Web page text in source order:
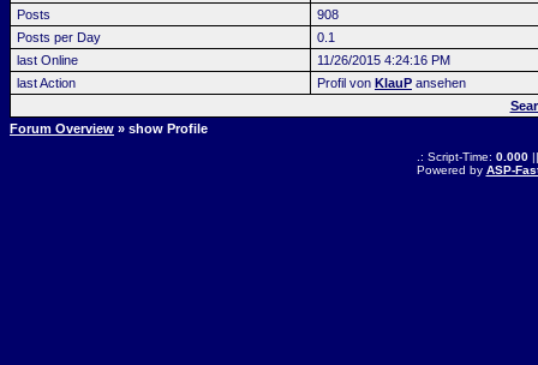
Posts
908
Posts per Day
0.1
last Online
11/26/2015 4:24:16 PM
last Action
Profil von KlauP ansehen
Forum Overview » show Profile
.: Script-Time: 0.000||
Powered by ASP-